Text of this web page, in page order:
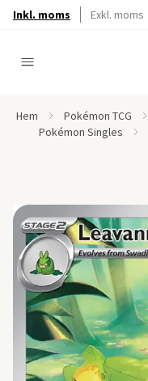
Inkl. moms Exkl. moms
Hem Pokémon TCG
Pokémon Singles